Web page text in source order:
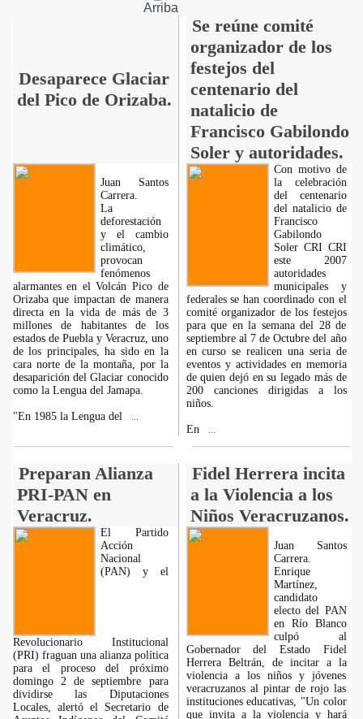
Arriba
Desaparece Glaciar
del Pico de Orizaba.
Se reúne comité
organizador de los
festejos del
centenario del
natalicio de
Francisco Gabilondo
Soler y autoridades.
Juan Santos
Carrera.
La
deforestación
y el cambio
climático,
provocan
fenómenos
alarmantes en el Volcán Pico de
Orizaba que impactan de manera
directa en la vida de más de 3
millones de habitantes de los
estados de Puebla y Veracruz, uno
de los principales, ha sido en la
cara norte de la montaña, por la
desaparición del Glaciar conocido
como la Lengua del Jamapa.
"En 1985 la Lengua del
Con motivo de
la celebración
del centenario
del natalicio de
Francisco
Gabilondo
Soler CRI CRI
este 2007
autoridades
municipales y
federales se han coordinado con el
comité organizador de los festejos
para que en la semana del 28 de
septiembre al 7 de Octubre del año
en curso se realicen una seria de
eventos y actividades en memoria
de quien dejó en su legado más de
200 canciones dirigidas a los
niños.
En
Preparan Alianza
PRI-PAN en
Veracruz.
Fidel Herrera incita
a la Violencia a los
Niños Veracruzanos.
El Partido
Acción
Nacional
(PAN) y el
Revolucionario Institucional
(PRI) fraguan una alianza política
para el proceso del próximo
domingo 2 de septiembre para
dividirse las Diputaciones
Locales, alertó el Secretario de
Juan Santos
Carrera.
Enrique
Martínez,
candidato
electo del PAN
en Río Blanco
culpó al
Gobernador del Estado Fidel
Herrera Beltrán, de incitar a la
violencia a los niños y jóvenes
veracruzanos al pintar de rojo las
instituciones educativas, "Un color
que invita a la violencia y hará